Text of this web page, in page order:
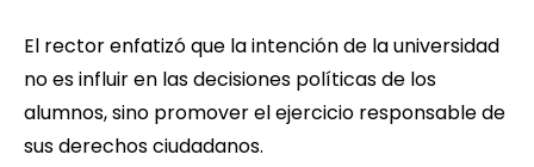
El rector enfatizó que la intención de la universidad
no es influir en las decisiones políticas de los
alumnos, sino promover el ejercicio responsable de
sus derechos ciudadanos.